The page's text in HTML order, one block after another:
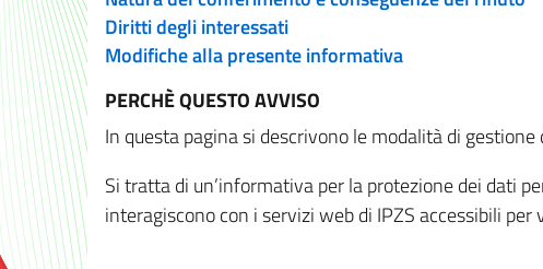
Diritti degli interessati
Modifiche alla presente informativa
PERCHÈ QUESTO AVVISO
In questa pagina si descrivono le modalità di
Si tratta di un’informativa per la protezione dei dati
interagiscono con i servizi web di IPZS accessibili